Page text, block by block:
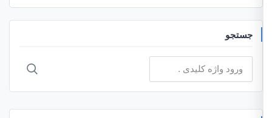
جستجو
برای: